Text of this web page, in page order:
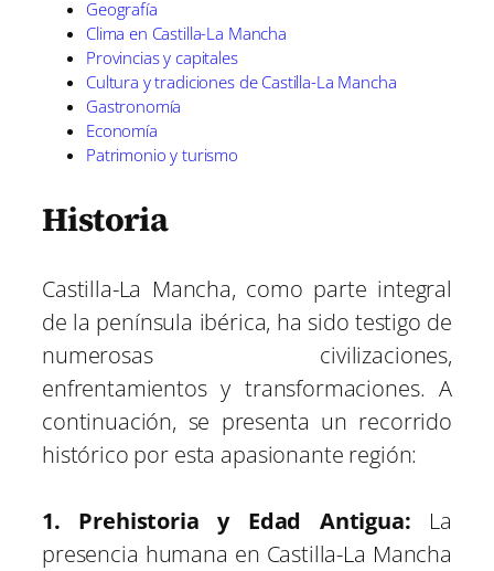
Geografía
Clima en Castilla-La Mancha
Provincias y capitales
Cultura y tradiciones de Castilla-La Mancha
Gastronomía
Economía
Patrimonio y turismo
Historia
Castilla-La Mancha, como parte integral
de la península ibérica, ha sido testigo de
numerosas civilizaciones,
enfrentamientos y transformaciones. A
continuación, se presenta un recorrido
histórico por esta apasionante región:
1. Prehistoria y Edad Antigua: La
presencia humana en Castilla-La Mancha